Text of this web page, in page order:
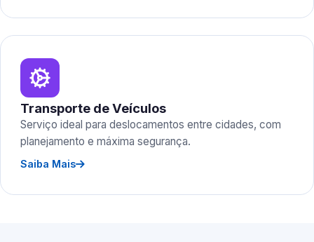
Transporte de Veículos
Serviço ideal para deslocamentos entre cidades, com
planejamento e máxima segurança.
Saiba Mais